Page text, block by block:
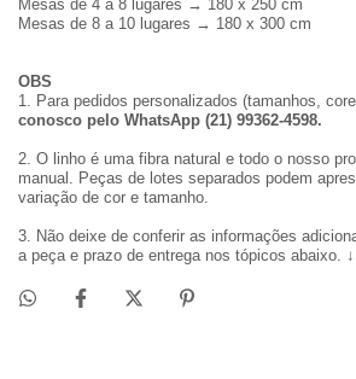
Mesas de 4 a 8 lugares → 180 x 250 cm
Mesas de 8 a 10 lugares → 180 x 300 cm
OBS
1. Para pedidos personalizados (tamanhos,
conosco pelo WhatsApp (21) 99362-4598.
2. O linho é uma fibra natural e todo o nosso
manual. Peças de lotes separados podem
variação de cor e tamanho.
3. Não deixe de conferir as informações
a peça e prazo de entrega nos tópicos abaixo. ↓